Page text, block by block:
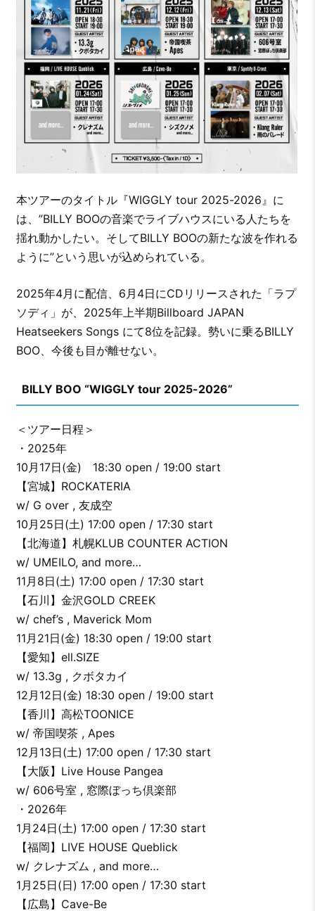
本ツアーのタイトル『WIGGLY tour 2025-2026』に
は、”BILLY BOOの音楽でライブハウスにいる人たちを
揺れ動かしたい。そしてBILLY BOOの新たな波を作れる
ように”という思いが込められている。
2025年4月に配信、6月4日にCDリリースされた「ラプ
ソディ」が、2025年上半期Billboard JAPAN
Heatseekers Songs にて8位を記録。勢いに乗るBILLY
BOO、今後も目が離せない。
BILLY BOO “WIGGLY tour 2025-2026”
＜ツアー日程＞
・2025年
10月17日(金) 18:30 open / 19:00 start
【宮城】ROCKATERIA
w/ G over , 友成空
10月25日(土) 17:00 open / 17:30 start
【北海道】札幌KLUB COUNTER ACTION
w/ UMEILO, and more…
11月8日(土) 17:00 open / 17:30 start
【石川】金沢GOLD CREEK
w/ chef’s , Maverick Mom
11月21日(金) 18:30 open / 19:00 start
【愛知】ell.SIZE
w/ 13.3g , クボタカイ
12月12日(金) 18:30 open / 19:00 start
【香川】高松TOONICE
w/ 帝国喫茶 , Apes
12月13日(土) 17:00 open / 17:30 start
【大阪】Live House Pangea
w/ 606号室 , 窓際ぼっち倶楽部
・2026年
1月24日(土) 17:00 open / 17:30 start
【福岡】LIVE HOUSE Queblick
w/ クレナズム , and more…
1月25日(日) 17:00 open / 17:30 start
【広島】Cave-Be